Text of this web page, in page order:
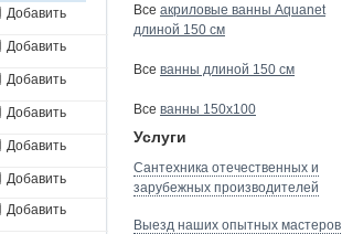
Добавить
Добавить
Добавить
Добавить
Добавить
Добавить
Добавить
Все акриловые ванны Aquanet
длиной 150 см
Все ванны длиной 150 см
Все ванны 150х100
Услуги
Сантехника отечественных и
зарубежных производителей
Выезд наших опытных мастеров